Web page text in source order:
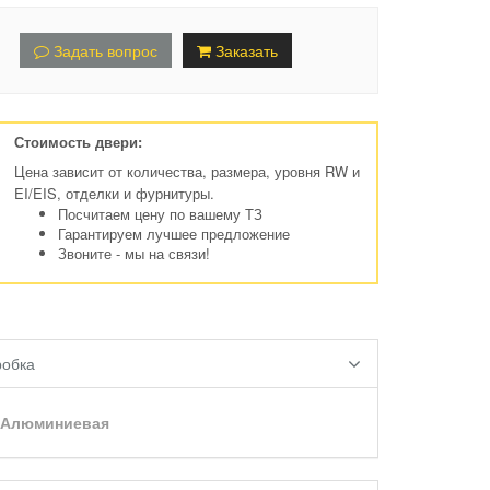
Задать вопрос Заказать
Стоимость двери:
Цена зависит от количества, размера, уровня RW и
EI/EIS, отделки и фурнитуры.
Посчитаем цену по вашему ТЗ
Гарантируем лучшее предложение
Звоните - мы на связи!
Алюминиевая